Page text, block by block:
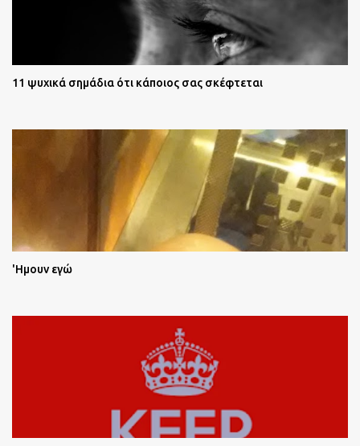
11 ψυχικά σημάδια ότι κάποιος σας σκέφτεται
'Ημουν εγώ